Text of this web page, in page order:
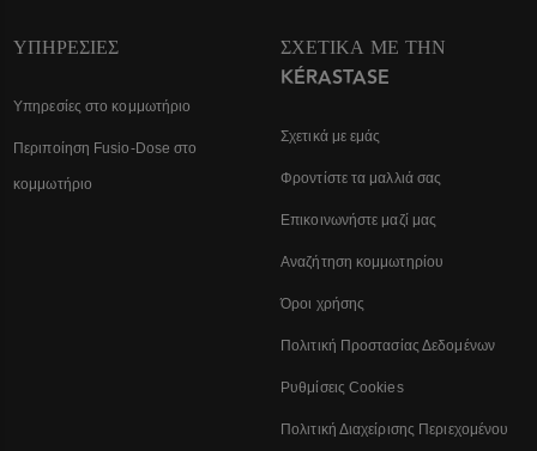
ΥΠΗΡΕΣΊΕΣ
Υπηρεσίες στο κομμωτήριο
Περιποίηση Fusio-Dose στο
κομμωτήριο
ΣΧΕΤΙΚΆ ΜΕ ΤΗΝ
KÉRASTASE
Σχετικά με εμάς
Φροντίστε τα μαλλιά σας
Επικοινωνήστε μαζί μας
Αναζήτηση κομμωτηρίου
Όροι χρήσης
Πολιτική Προστασίας Δεδομένων
Ρυθμίσεις Cookies
Πολιτική Διαχείρισης Περιεχομένου